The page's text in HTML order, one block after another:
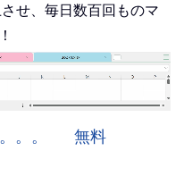
せ、毎日数百回ものマ
。。
無料